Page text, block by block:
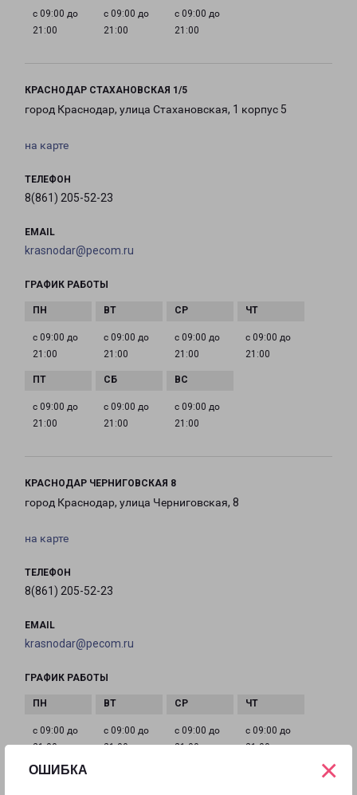
ОШИБКА ×
с 09:00 до
21:00
с 09:00 до
21:00
с 09:00 до
21:00
КРАСНОДАР СТАХАНОВСКАЯ 1/5
город Краснодар, улица Стахановская, 1 корпус 5
на карте
ТЕЛЕФОН
8(861) 205-52-23
EMAIL
krasnodar@pecom.ru
ГРАФИК РАБОТЫ
с 09:00 до
21:00
с 09:00 до
21:00
с 09:00 до
21:00
с 09:00 до
21:00
с 09:00 до
21:00
с 09:00 до
21:00
с 09:00 до
21:00
КРАСНОДАР ЧЕРНИГОВСКАЯ 8
город Краснодар, улица Черниговская, 8
на карте
ТЕЛЕФОН
8(861) 205-52-23
EMAIL
krasnodar@pecom.ru
ГРАФИК РАБОТЫ
с 09:00 до
21:00
с 09:00 до
21:00
с 09:00 до
21:00
с 09:00 до
21:00